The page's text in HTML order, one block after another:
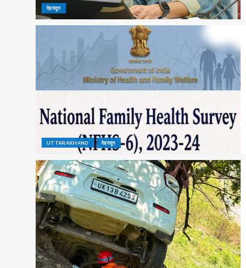
देहरादून
UTTARAKHAND देहरादून